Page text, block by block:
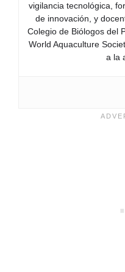
vigilancia tecnológica,
de innovación, y
Colegio de Biólogos del
World Aquaculture
a la